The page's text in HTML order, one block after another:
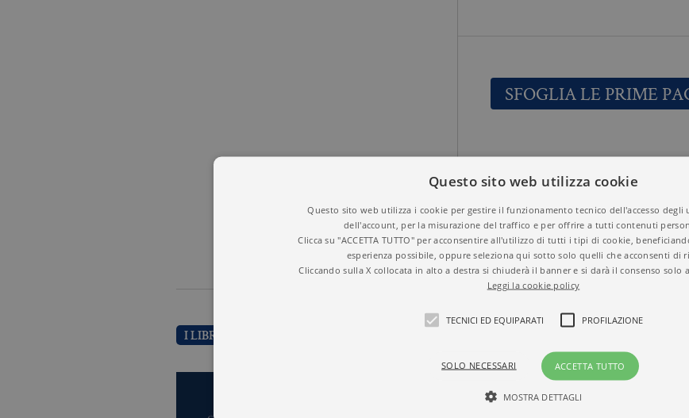
SFOGLIA LE PRIME
ISBN 9788833920559
Collana NUOVA
Anno 2010
Formato Brossura
N° di pagine 112
I LIBRI DI GEORGES DIDI-HUBERMAN
Questo sito web utilizza cookie
Questo sito web utilizza i cookie per gestire il funzionamento tecnico dell'accesso degli
dell'account, per la misurazione del traffico e per offrire a tutti contenuti
Clicca su "ACCETTA TUTTO" per acconsentire all'utilizzo di tutti i tipi di cookie,
esperienza possibile, oppure seleziona qui sotto solo quelli che acconsenti di
Cliccando sulla X collocata in alto a destra si chiuderà il banner e si darà il consenso solo
Leggi la cookie policy
TECNICI ED EQUIPARATI PROFILAZIONE
ACCETTA TUTTO
SOLO NECESSARI
MOSTRA DETTAGLI